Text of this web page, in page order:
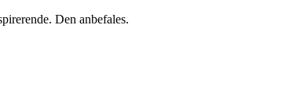
Den anbefales.